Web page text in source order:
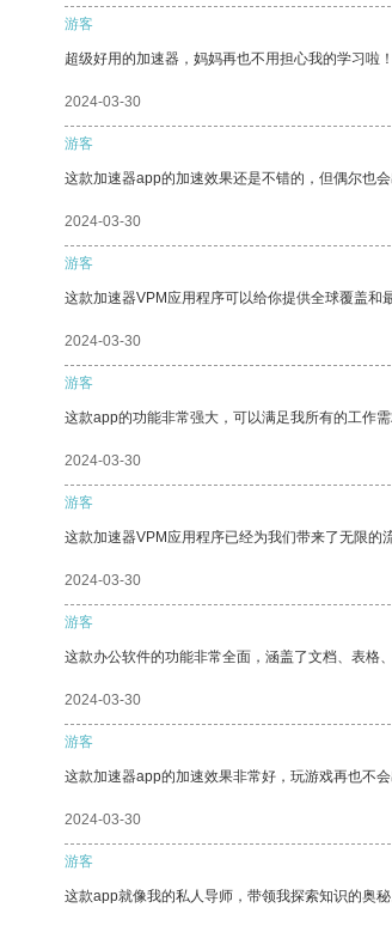
游客
超级好用的加速器，妈妈再也不用担心我的学习啦！
2024-03-30
游客
这款加速器app的加速效果还是不错的，但偶尔也
2024-03-30
游客
这款加速器VPM应用程序可以给你提供全球覆盖和
2024-03-30
游客
这款app的功能非常强大，可以满足我所有的工作
2024-03-30
游客
这款加速器VPM应用程序已经为我们带来了无限的
2024-03-30
游客
这款办公软件的功能非常全面，涵盖了文档、表格
2024-03-30
游客
这款加速器app的加速效果非常好，玩游戏再也不
2024-03-30
游客
这款app就像我的私人导师，带领我探索知识的奥秘